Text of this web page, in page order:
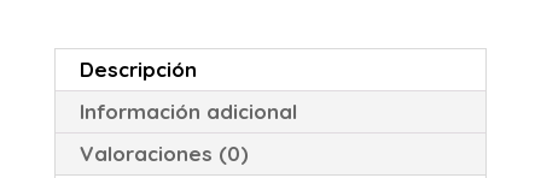
e
b
o
er e
st
s
A
p
p
ar
tir
Descripción
Información adicional
Valoraciones (0)